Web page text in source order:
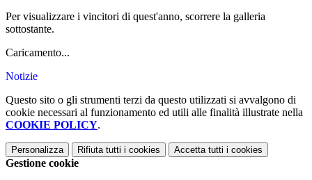
Per visualizzare i vincitori di quest'anno, scorrere la galleria
sottostante.
Caricamento...
Notizie
Questo sito o gli strumenti terzi da questo utilizzati si avvalgono di
cookie necessari al funzionamento ed utili alle finalità illustrate nella
COOKIE POLICY.
Personalizza Rifiuta tutti i cookies Accetta tutti i cookies
Gestione cookie